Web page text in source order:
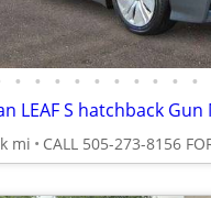
• • • • • • • • • •
LEAF S hatchback Gun
mi CALL 505-273-8156